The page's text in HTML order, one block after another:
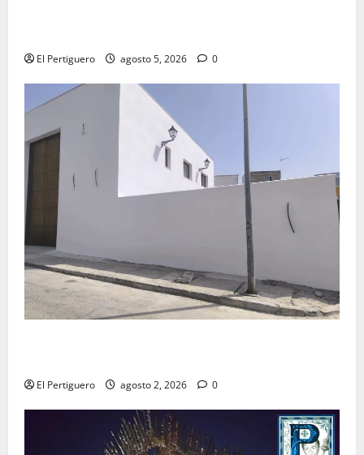
El Pertiguero agosto 5, 2026 0
El Pertiguero agosto 2, 2026 0